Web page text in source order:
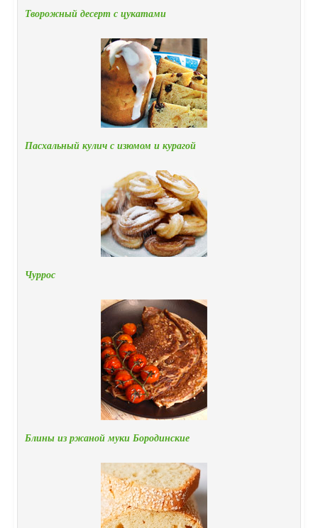
Творожный десерт с цукатами
Пасхальный кулич с изюмом и курагой
Чуррос
Блины из ржаной муки Бородинские